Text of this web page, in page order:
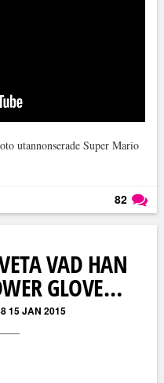
utannonserade Super Mario
82
VAD HAN
GLOVE…
15 JAN 2015